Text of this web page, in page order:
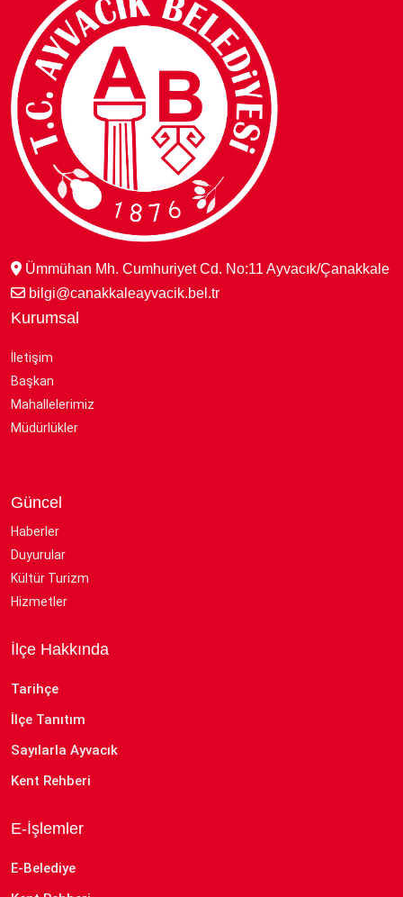
Ümmühan Mh. Cumhuriyet Cd. No:11 Ayvacık/Çanakkale
bilgi@canakkaleayvacik.bel.tr
Kurumsal
İletişim
Başkan
Mahallelerimiz
Müdürlükler
Güncel
Haberler
Duyurular
Kültür Turizm
Hizmetler
İlçe Hakkında
Tarihçe
İlçe Tanıtım
Sayılarla Ayvacık
Kent Rehberi
E-İşlemler
E-Belediye